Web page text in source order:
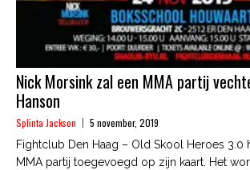
Nick Morsink zal een MMA partij
Hanson
Splinta Jackson 5 november, 2019
Fightclub Den Haag – Old Skool Heroes 3.0
MMA partij toegevoegd op zijn kaart. Het